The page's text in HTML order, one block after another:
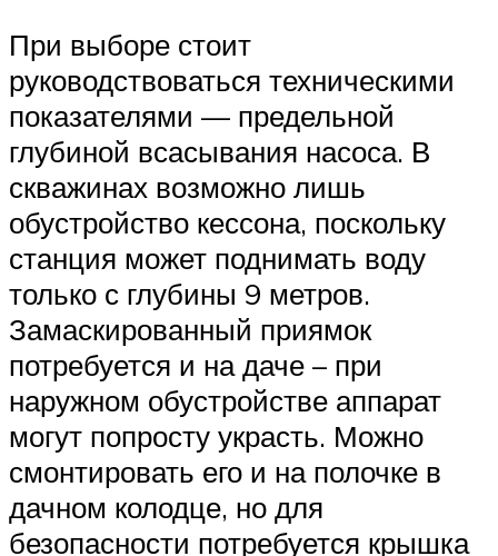
При выборе стоит
руководствоваться техническими
показателями — предельной
глубиной всасывания насоса. В
скважинах возможно лишь
обустройство кессона, поскольку
станция может поднимать воду
только с глубины 9 метров.
Замаскированный приямок
потребуется и на даче – при
наружном обустройстве аппарат
могут попросту украсть. Можно
смонтировать его и на полочке в
дачном колодце, но для
безопасности потребуется крышка